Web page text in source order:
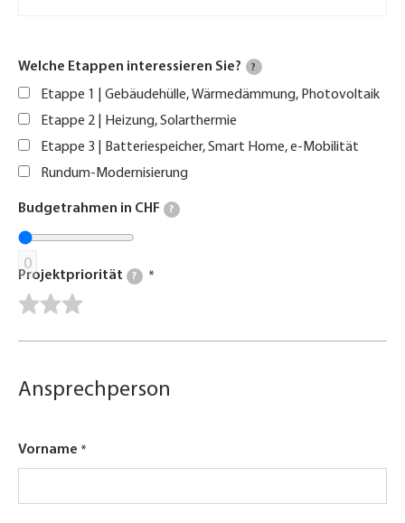
Welche Etappen interessieren Sie? ?
Etappe 1 | Gebäudehülle, Wärmedämmung, Photovoltaik
Etappe 2 | Heizung, Solarthermie
Etappe 3 | Batteriespeicher, Smart Home, e-Mobilität
Rundum-Modernisierung
Budgetrahmen in CHF ?
0
Projektpriorität ?
Ansprechperson
Vorname